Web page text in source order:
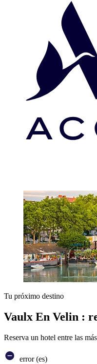
Tu próximo destino
Vaulx En Velin :
Reserva un hotel entre las
error (es)